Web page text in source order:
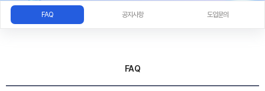
FAQ 공지사항 도입문의
FAQ